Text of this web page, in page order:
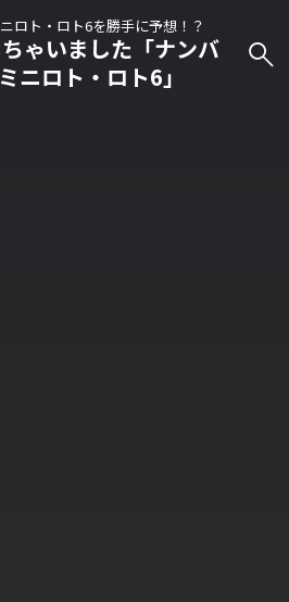
ロト・ロト6を勝手に予想！？
ゃいました「ナンバ
ニロト・ロト6」